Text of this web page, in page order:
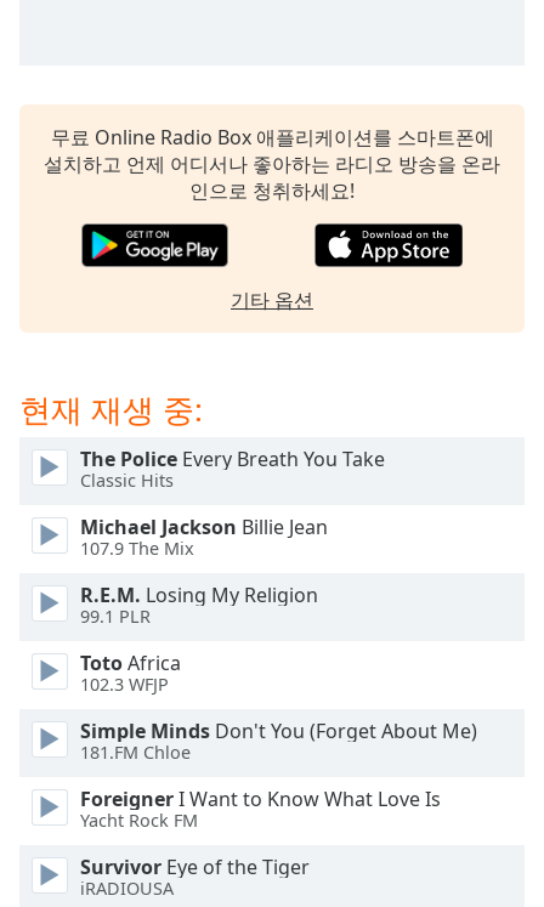
close
Text
Background
Background
Color
Opacity
Font
Size
무료 Online Radio Box 애플리케이션를 스마트폰에
설치하고 언제 어디서나 좋아하는 라디오 방송을 온라
인으로 청취하세요!
기타 옵션
현재 재생 중:
The Police Every Breath You Take
Classic Hits
Michael Jackson Billie Jean
107.9 The Mix
R.E.M. Losing My Religion
99.1 PLR
TotoAfrica
102.3 WFJP
Simple Minds Don't You (Forget About Me)
181.FM Chloe
ForeignerI Want to Know What Love Is
Yacht Rock FM
Survivor Eye of the Tiger
iRADIOUSA